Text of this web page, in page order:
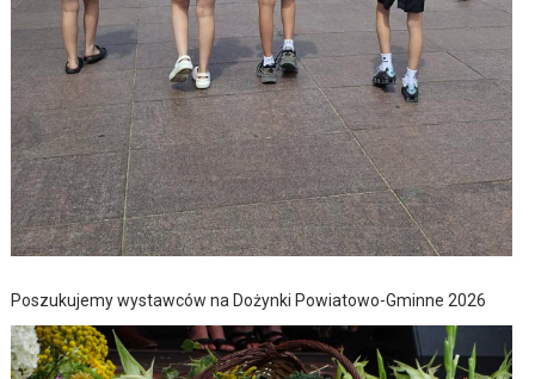
Poszukujemy wystawców na Dożynki Powiatowo-Gminne 2026